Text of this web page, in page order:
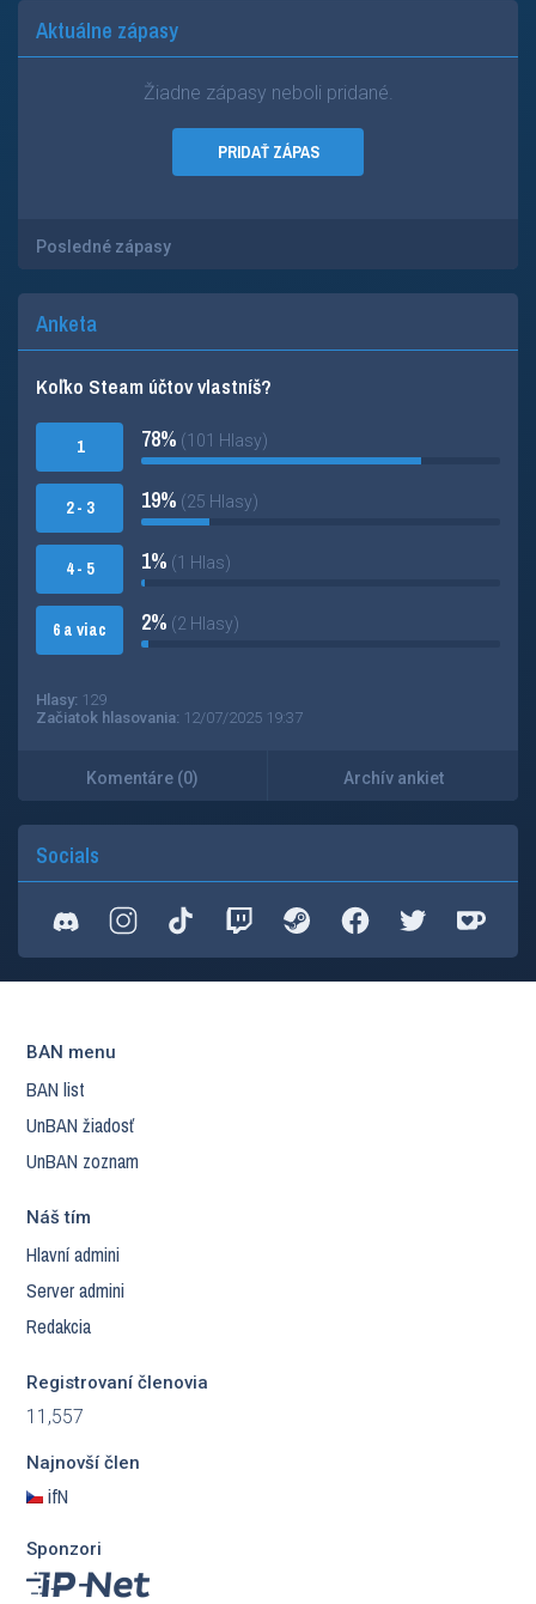
Aktuálne zápasy
Žiadne zápasy neboli pridané.
PRIDAŤ ZÁPAS
Posledné zápasy
Anketa
Koľko Steam účtov vlastníš?
1
2 - 3
4 - 5
6 a viac
78% (101 Hlasy)
19% (25 Hlasy)
1% (1 Hlas)
2% (2 Hlasy)
Hlasy: 129
Začiatok hlasovania: 12/07/2025 19:37
Komentáre (0) Archív ankiet
Socials
BAN menu
BAN list
UnBAN žiadosť
UnBAN zoznam
Náš tím
Hlavní admini
Server admini
Redakcia
Registrovaní členovia
11,557
Najnovší člen
ifN
Sponzori